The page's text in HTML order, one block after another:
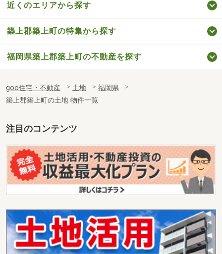
近くのエリアから探す
築上郡築上町の特集から探す
福岡県築上郡築上町の不動産を探す
goo住宅・不動産 土地
福岡県
築上郡築上町の土地 物件一覧
注目のコンテンツ